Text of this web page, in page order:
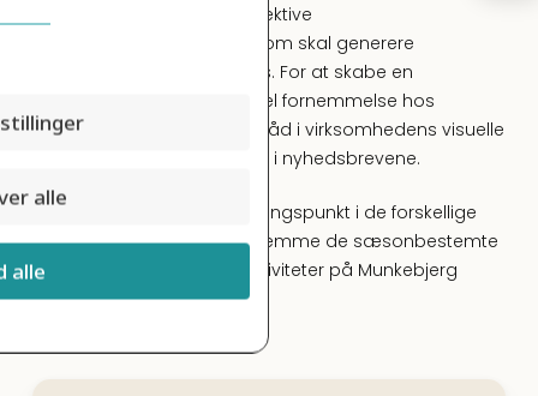
Hotel med at muliggøre effektive
nyhedsbrevskampagner, som skal generere
potientielle kunder og leads. For at skabe en
genkendelig og professionel fornemmelse hos
modtagerne, er den røde tråd i virksomhedens visuelle
udtryk er blevet indarbejdet i nyhedsbrevene.
Nyhedsbrevene tager udgangspunkt i de forskellige
sæsoner og er med til at fremme de sæsonbestemte
tilbud, begivenheder og aktiviteter på Munkebjerg
Hotel.
alle
alle